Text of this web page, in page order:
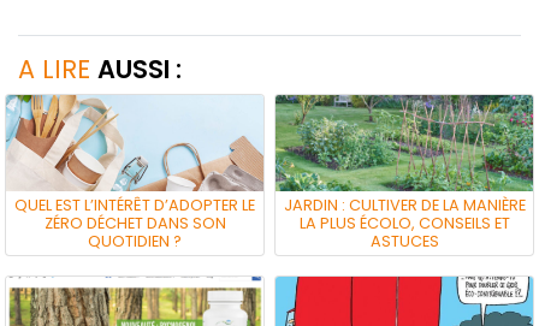
A LIRE AUSSI :
QUEL EST L’INTÉRÊT D’ADOPTER LE
ZÉRO DÉCHET DANS SON
QUOTIDIEN ?
JARDIN : CULTIVER DE LA MANIÈRE
LA PLUS ÉCOLO, CONSEILS ET
ASTUCES